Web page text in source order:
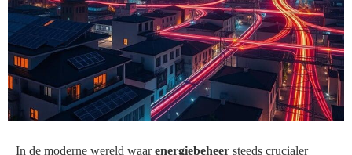
In de moderne wereld waarenergiebeheer steeds crucialer